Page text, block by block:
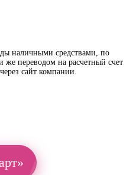
наличными средствами, по
переводом на расчетный счет
сайт компании.